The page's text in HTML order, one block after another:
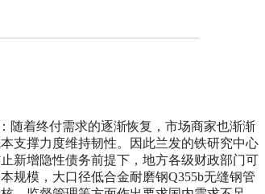
随着终付需求的逐渐恢复，市场商家也渐渐
支撑力度维持韧性。因此兰发的铁研究中心
新增隐性债务前提下，地方各级财政部门可
规模，大口径低合金耐磨钢Q355b无缝钢管